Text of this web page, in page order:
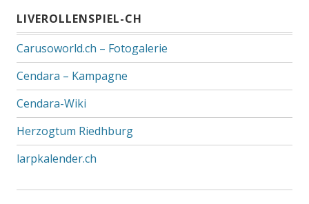
LIVEROLLENSPIEL-CH
Carusoworld.ch – Fotogalerie
Cendara – Kampagne
Cendara-Wiki
Herzogtum Riedhburg
larpkalender.ch